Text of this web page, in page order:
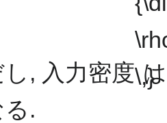
し, 入力密度
る.